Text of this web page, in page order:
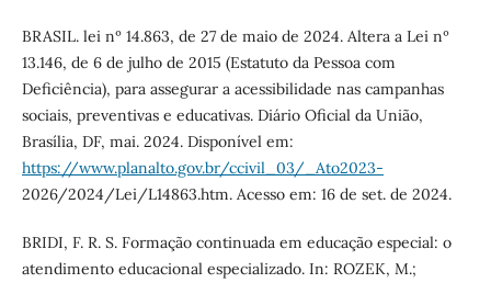
BRASIL. lei nº 14.863, de 27 de maio de 2024. Altera a Lei nº
13.146, de 6 de julho de 2015 (Estatuto da Pessoa com
Deficiência), para assegurar a acessibilidade nas campanhas
sociais, preventivas e educativas. Diário Oficial da União,
Brasília, DF, mai. 2024. Disponível em:
https://www.planalto.gov.br/ccivil_03/_Ato2023-
2026/2024/Lei/L14863.htm. Acesso em: 16 de set. de 2024.
BRIDI, F. R. S. Formação continuada em educação especial: o
atendimento educacional especializado. In: ROZEK, M.;